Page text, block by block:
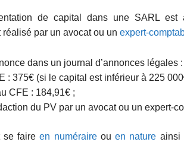
de capital dans une SARL est
par un avocat ou un expert-
dans un journal d’annonces légales
: 375€ (si le capital est inférieur à 225
CFE : 184,91€ ;
du PV par un avocat ou un expert-
se faireen numéraireouen nature ainsi